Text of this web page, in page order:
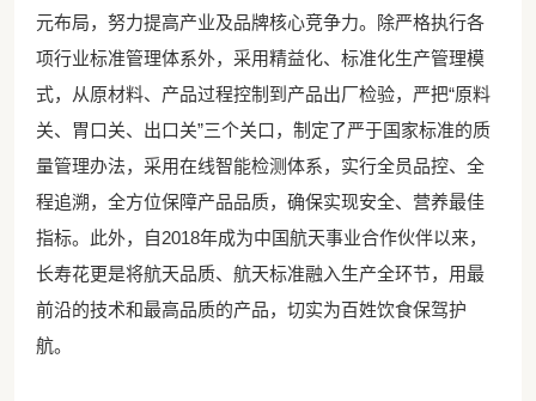
元布局，努力提高产业及品牌核心竞争力。除严格执行各
项行业标准管理体系外，采用精益化、标准化生产管理模
式，从原材料、产品过程控制到产品出厂检验，严把“原料
关、胃口关、出口关”三个关口，制定了严于国家标准的质
量管理办法，采用在线智能检测体系，实行全员品控、全
程追溯，全方位保障产品品质，确保实现安全、营养最佳
指标。此外，自2018年成为中国航天事业合作伙伴以来，
长寿花更是将航天品质、航天标准融入生产全环节，用最
前沿的技术和最高品质的产品，切实为百姓饮食保驾护
航。